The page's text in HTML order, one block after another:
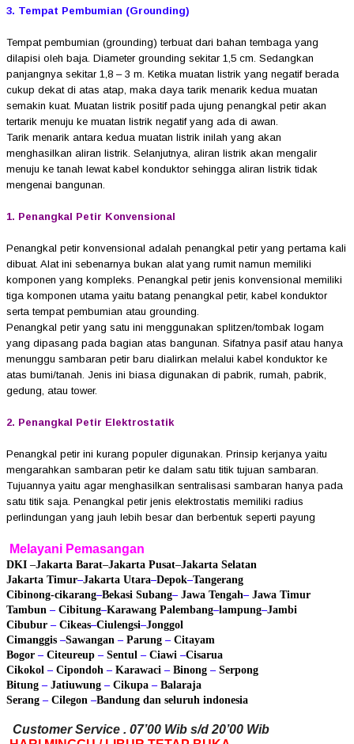
3. Tempat Pembumian (Grounding)
Tempat pembumian (grounding) terbuat dari bahan tembaga yang
dilapisi oleh baja. Diameter grounding sekitar 1,5 cm. Sedangkan
panjangnya sekitar 1,8 – 3 m. Ketika muatan listrik yang negatif berada
cukup dekat di atas atap, maka daya tarik menarik kedua muatan
semakin kuat. Muatan listrik positif pada ujung penangkal petir akan
tertarik menuju ke muatan listrik negatif yang ada di awan.
Tarik menarik antara kedua muatan listrik inilah yang akan
menghasilkan aliran listrik. Selanjutnya, aliran listrik akan mengalir
menuju ke tanah lewat kabel konduktor sehingga aliran listrik tidak
mengenai bangunan.
1. Penangkal Petir Konvensional
Penangkal petir konvensional adalah penangkal petir yang pertama kali
dibuat. Alat ini sebenarnya bukan alat yang rumit namun memiliki
komponen yang kompleks. Penangkal petir jenis konvensional memiliki
tiga komponen utama yaitu batang penangkal petir, kabel konduktor
serta tempat pembumian atau grounding.
Penangkal petir yang satu ini menggunakan splitzen/tombak logam
yang dipasang pada bagian atas bangunan. Sifatnya pasif atau hanya
menunggu sambaran petir baru dialirkan melalui kabel konduktor ke
atas bumi/tanah. Jenis ini biasa digunakan di pabrik, rumah, pabrik,
gedung, atau tower.
2. Penangkal Petir Elektrostatik
Penangkal petir ini kurang populer digunakan. Prinsip kerjanya yaitu
mengarahkan sambaran petir ke dalam satu titik tujuan sambaran.
Tujuannya yaitu agar menghasilkan sentralisasi sambaran hanya pada
satu titik saja. Penangkal petir jenis elektrostatis memiliki radius
perlindungan yang jauh lebih besar dan berbentuk seperti payung
Melayani Pemasangan
DKI –Jakarta Barat–Jakarta Pusat–Jakarta Selatan
Jakarta Timur–Jakarta Utara–Depok–Tangerang
Cibinong-cikarang–Bekasi Subang– Jawa Tengah– Jawa Timur
Tambun – Cibitung–Karawang Palembang–lampung–Jambi
Cibubur – Cikeas–Ciulengsi–Jonggol
Cimanggis –Sawangan – Parung – Citayam
Bogor – Citeureup – Sentul – Ciawi –Cisarua
Cikokol – Cipondoh – Karawaci – Binong – Serpong
Bitung – Jatiuwung – Cikupa – Balaraja
Serang – Cilegon –Bandung dan seluruh indonesia
Customer Service . 07’00 Wib s/d 20’00 Wib